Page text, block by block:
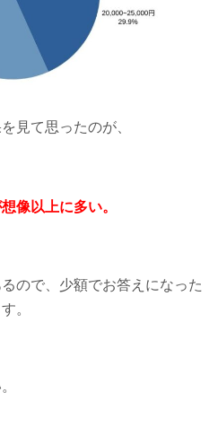
見て思ったのが、
想像以上に多い。
ので、少額でお答えになった
。